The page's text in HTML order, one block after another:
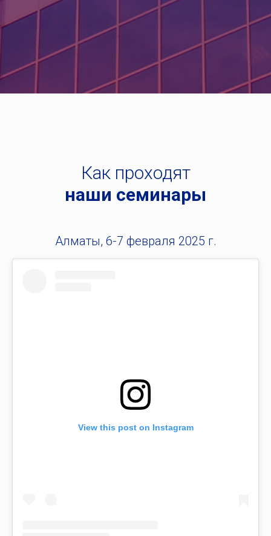
Как проходят
наши семинары
Алматы, 6-7 февраля 2025 г.
View this post on Instagram